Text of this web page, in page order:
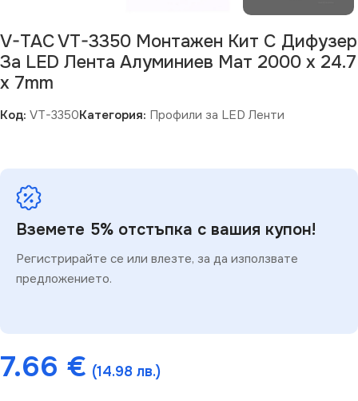
V-TAC VT-3350 Монтажен Kит С Дифузер
За LED Лента Алуминиев Мат 2000 x 24.7
x 7mm
Код: VT-3350Категория: Профили за LED Ленти
Вземете 5% отстъпка с вашия купон!
Регистрирайте се или влезте, за да използвате
предложението.
7.66 € (14.98 лв.)